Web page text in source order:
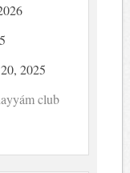
2025
club